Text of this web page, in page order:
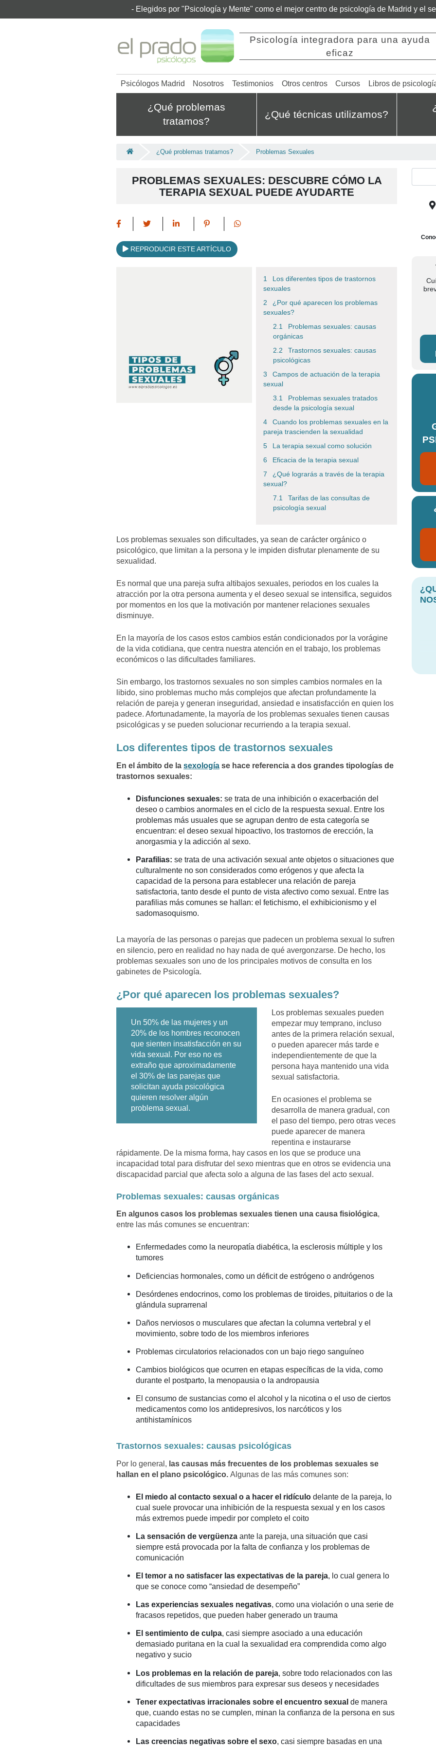
- Elegidos por "Psicología y Mente" como el mejor centro de psicología de Madrid y el
Psicología integradora para una ayuda
eficaz
Psicólogos Madrid Nosotros Testimonios Otros centros Cursos Libros de
¿Qué problemas
tratamos?
¿Qué técnicas utilizamos?
¿Qué problemas tratamos? Problemas Sexuales
PROBLEMAS SEXUALES: DESCUBRE CÓMO LA
TERAPIA SEXUAL PUEDE AYUDARTE
REPRODUCIR ESTE ARTÍCULO
Los diferentes tipos de trastornos
sexuales
¿Por qué aparecen los problemas
sexuales?
Problemas sexuales: causas
orgánicas
Trastornos sexuales: causas
psicológicas
Campos de actuación de la terapia
sexual
Problemas sexuales tratados
desde la psicología sexual
Cuando los problemas sexuales en la
pareja trascienden la sexualidad
La terapia sexual como solución
Eficacia de la terapia sexual
¿Qué lograrás a través de la terapia
sexual?
Tarifas de las consultas de
psicología sexual
Los problemas sexuales son dificultades, ya sean de carácter orgánico o
psicológico, que limitan a la persona y le impiden disfrutar plenamente de su
sexualidad.
Es normal que una pareja sufra altibajos sexuales, periodos en los cuales la
atracción por la otra persona aumenta y el deseo sexual se intensifica, seguidos
por momentos en los que la motivación por mantener relaciones sexuales
disminuye.
En la mayoría de los casos estos cambios están condicionados por la vorágine
de la vida cotidiana, que centra nuestra atención en el trabajo, los problemas
económicos o las dificultades familiares.
Sin embargo, los trastornos sexuales no son simples cambios normales en la
libido, sino problemas mucho más complejos que afectan profundamente la
relación de pareja y generan inseguridad, ansiedad e insatisfacción en quien los
padece. Afortunadamente, la mayoría de los problemas sexuales tienen causas
psicológicas y se pueden solucionar recurriendo a la terapia sexual.
Los diferentes tipos de trastornos sexuales
En el ámbito de la sexología se hace referencia a dos grandes tipologías de
trastornos sexuales:
Disfunciones sexuales: se trata de una inhibición o exacerbación del
deseo o cambios anormales en el ciclo de la respuesta sexual. Entre los
problemas más usuales que se agrupan dentro de esta categoría se
encuentran: el deseo sexual hipoactivo, los trastornos de erección, la
anorgasmia y la adicción al sexo.
Parafilias: se trata de una activación sexual ante objetos o situaciones que
culturalmente no son considerados como erógenos y que afecta la
capacidad de la persona para establecer una relación de pareja
satisfactoria, tanto desde el punto de vista afectivo como sexual. Entre las
parafilias más comunes se hallan: el fetichismo, el exhibicionismo y el
sadomasoquismo.
La mayoría de las personas o parejas que padecen un problema sexual lo sufren
en silencio, pero en realidad no hay nada de qué avergonzarse. De hecho, los
problemas sexuales son uno de los principales motivos de consulta en los
gabinetes de Psicología.
¿Por qué aparecen los problemas sexuales?
Un 50% de las mujeres y un
20% de los hombres reconocen
que sienten insatisfacción en su
vida sexual. Por eso no es
extraño que aproximadamente
el 30% de las parejas que
solicitan ayuda psicológica
quieren resolver algún
problema sexual.
Los problemas sexuales pueden
empezar muy temprano, incluso
antes de la primera relación sexual,
o pueden aparecer más tarde e
independientemente de que la
persona haya mantenido una vida
sexual satisfactoria.
En ocasiones el problema se
desarrolla de manera gradual, con
el paso del tiempo, pero otras veces
puede aparecer de manera
repentina e instaurarse
rápidamente. De la misma forma, hay casos en los que se produce una
incapacidad total para disfrutar del sexo mientras que en otros se evidencia una
discapacidad parcial que afecta solo a alguna de las fases del acto sexual.
Problemas sexuales: causas orgánicas
En algunos casos los problemas sexuales tienen una causa fisiológica,
entre las más comunes se encuentran:
Enfermedades como la neuropatía diabética, la esclerosis múltiple y los
tumores
Deficiencias hormonales, como un déficit de estrógeno o andrógenos
Desórdenes endocrinos, como los problemas de tiroides, pituitarios o de la
glándula suprarrenal
Daños nerviosos o musculares que afectan la columna vertebral y el
movimiento, sobre todo de los miembros inferiores
Problemas circulatorios relacionados con un bajo riego sanguíneo
Cambios biológicos que ocurren en etapas específicas de la vida, como
durante el postparto, la menopausia o la andropausia
El consumo de sustancias como el alcohol y la nicotina o el uso de ciertos
medicamentos como los antidepresivos, los narcóticos y los
antihistamínicos
Trastornos sexuales: causas psicológicas
Por lo general, las causas más frecuentes de los problemas sexuales se
hallan en el plano psicológico. Algunas de las más comunes son:
El miedo al contacto sexual o a hacer el ridículo delante de la pareja, lo
cual suele provocar una inhibición de la respuesta sexual y en los casos
más extremos puede impedir por completo el coito
La sensación de vergüenza ante la pareja, una situación que casi
siempre está provocada por la falta de confianza y los problemas de
comunicación
El temor a no satisfacer las expectativas de la pareja, lo cual genera lo
que se conoce como “ansiedad de desempeño”
Las experiencias sexuales negativas, como una violación o una serie de
fracasos repetidos, que pueden haber generado un trauma
El sentimiento de culpa, casi siempre asociado a una educación
demasiado puritana en la cual la sexualidad era comprendida como algo
negativo y sucio
Los problemas en la relación de pareja, sobre todo relacionados con las
dificultades de sus miembros para expresar sus deseos y necesidades
Tener expectativas irracionales sobre el encuentro sexual de manera
que, cuando estas no se cumplen, minan la confianza de la persona en sus
capacidades
Las creencias negativas sobre el sexo, casi siempre basadas en una